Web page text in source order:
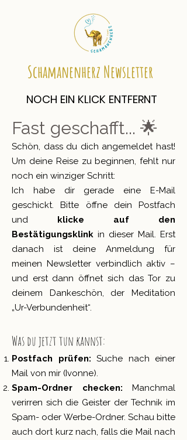
Schamanenherz Newsletter
NOCH EIN KLICK ENTFERNT
NOCH EIN KLICK ENTFERNT
Fast geschafft... 🌟
Schön, dass du dich angemeldet hast!
Um deine Reise zu beginnen, fehlt nur
noch ein winziger Schritt:
Ich habe dir gerade eine E-Mail
geschickt. Bitte öffne dein Postfach
und klicke auf den
Bestätigungsklink in dieser Mail. Erst
danach ist deine Anmeldung für
meinen Newsletter verbindlich aktiv –
und erst dann öffnet sich das Tor zu
deinem Dankeschön, der Meditation
„Ur-Verbundenheit“.
Was du jetzt tun kannst:
Postfach prüfen: Suche nach einer
Mail von mir (Ivonne).
Spam-Ordner checken: Manchmal
verirren sich die Geister der Technik im
Spam- oder Werbe-Ordner. Schau bitte
auch dort kurz nach, falls die Mail nach